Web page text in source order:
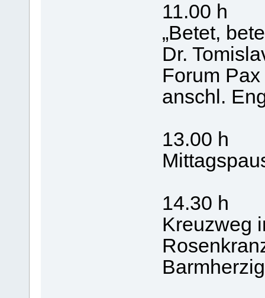
11.00 h
„Betet,
Dr.
Forum
anschl.
13.00 h
14.30 h
Kreuzweg